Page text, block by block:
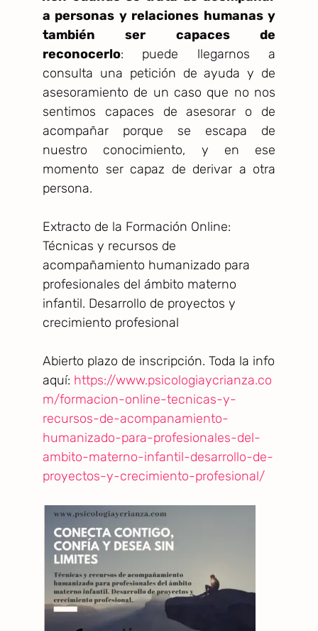
a personas y relaciones humanas y
también ser capaces de
reconocerlo: puede llegarnos a
consulta una petición de ayuda y de
asesoramiento de un caso que no nos
sentimos capaces de asesorar o de
acompañar porque se escapa de
nuestro conocimiento, y en ese
momento ser capaz de derivar a otra
persona.
Extracto de la Formación Online:
Técnicas y recursos de
acompañamiento humanizado para
profesionales del ámbito materno
infantil. Desarrollo de proyectos y
crecimiento profesional
Abierto plazo de inscripción. Toda la info
aquí: https://www.psicologiaycrianza.co
m/formacion-online-tecnicas-y-
recursos-de-acompanamiento-
humanizado-para-profesionales-del-
ambito-materno-infantil-desarrollo-de-
proyectos-y-crecimiento-profesional/